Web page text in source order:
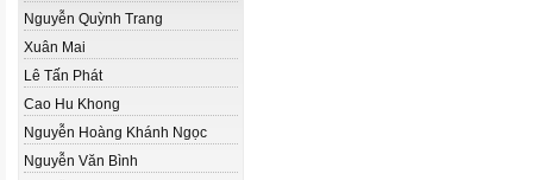
Nguyễn Quỳnh Trang
Xuân Mai
Lê Tấn Phát
Cao Hu Khong
Nguyễn Hoàng Khánh Ngọc
Nguyễn Văn Bình